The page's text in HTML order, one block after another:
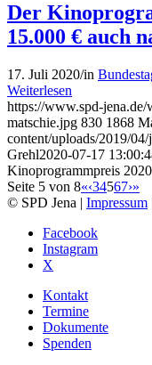
Der
15.000 € auch
17. Juli 2020/in
Weiterlesen
https://www.spd-
matschie.jpg 830 1868
content/uploads/2019/
Grehl2020-07-17
Kinoprogrammpreis
Seite 5 von 8«‹34567›»
© SPD Jena | Impressum
Facebook
Instagram
X
Kontakt
Termine
Dokumente
Spenden